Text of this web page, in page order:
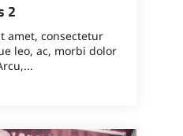
2
amet, consectetur
leo, ac, morbi dolor